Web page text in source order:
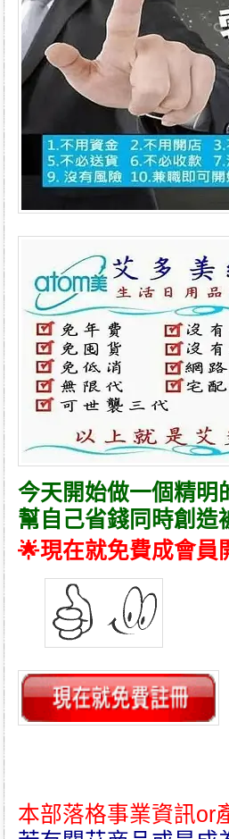
今天開始做一個精明
幫自己省錢同時創造
🌟現在就免費成會員
本部落格事業資訊or